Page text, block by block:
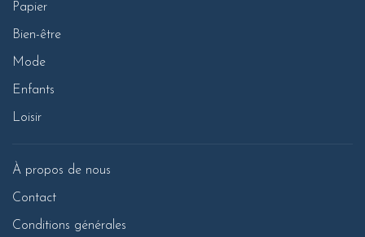
Papier
Bien-être
Mode
Enfants
Loisir
À propos de nous
Contact
Conditions générales